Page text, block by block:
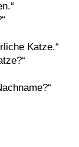
Katze.“